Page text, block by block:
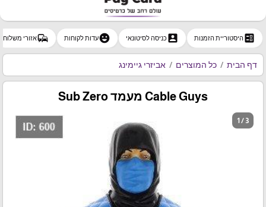
ballot היסטוריית הזמנות account_boxכניסה לסיטונאי emoji_emotionsעדות לקוחות commuteאזורי משלוח
דף הבית כל המוצרים אביזרי גיימינג
Cable Guys מעמד Sub Zero
1 / 3